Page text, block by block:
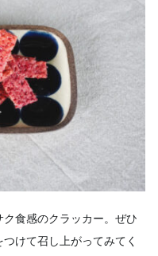
食感のクラッカー。ぜひ
けて召し上がってみてく